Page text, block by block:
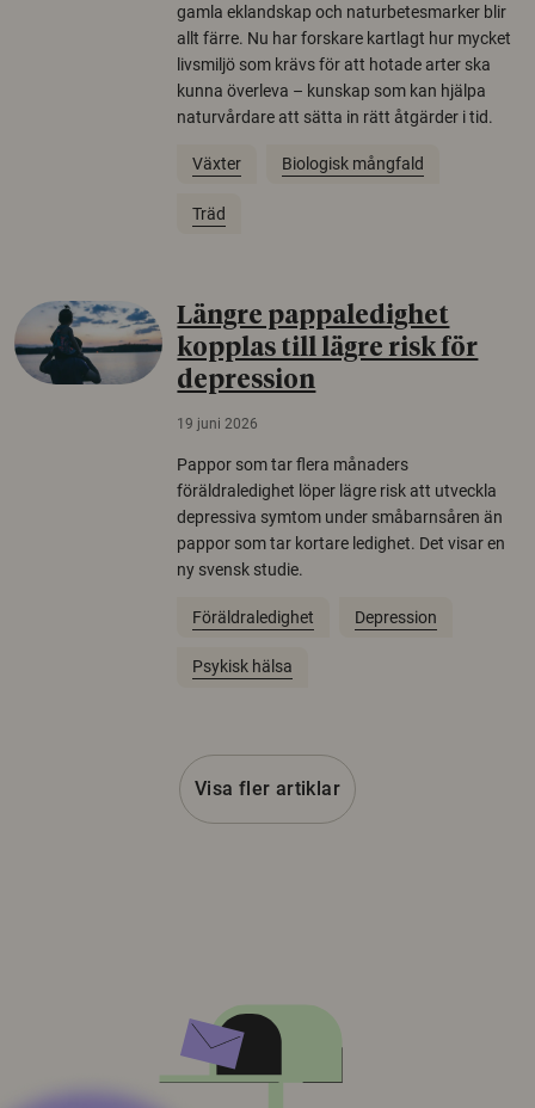
gamla eklandskap och naturbetesmarker blir
allt färre. Nu har forskare kartlagt hur mycket
livsmiljö som krävs för att hotade arter ska
kunna överleva – kunskap som kan hjälpa
naturvårdare att sätta in rätt åtgärder i tid.
Växter Biologisk mångfald
Träd
Längre pappaledighet
kopplas till lägre risk för
depression
19 juni 2026
Pappor som tar flera månaders
föräldraledighet löper lägre risk att utveckla
depressiva symtom under småbarnsåren än
pappor som tar kortare ledighet. Det visar en
ny svensk studie.
Föräldraledighet Depression
Psykisk hälsa
Visa fler artiklar